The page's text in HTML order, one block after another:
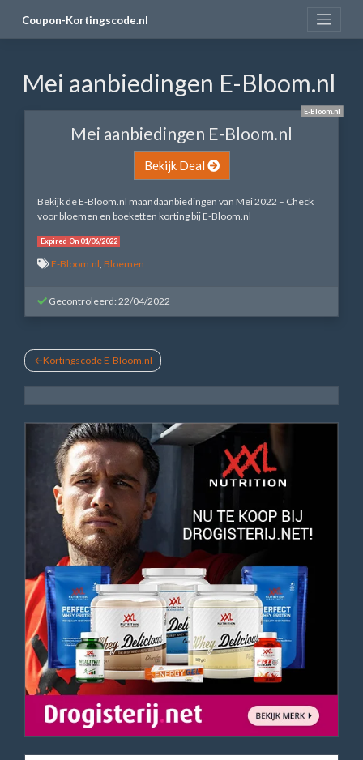
Coupon-Kortingscode.nl
Mei aanbiedingen E-Bloom.nl
E-Bloom.nl
Mei aanbiedingen E-Bloom.nl
Bekijk Deal
Bekijk de E-Bloom.nl maandaanbiedingen van Mei 2022 – Check
voor bloemen en boeketten korting bij E-Bloom.nl
Expired On 01/06/2022
E-Bloom.nl Bloemen
Gecontroleerd: 22/04/2022
Bericht
navigatie
Kortingscode E-Bloom.nl